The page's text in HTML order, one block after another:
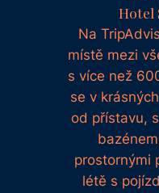
Hotel
Na
místě mezi
s více než
se v
od přístavu,
prostornými
létě s